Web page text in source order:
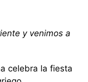
y venimos a
celebra la fiesta